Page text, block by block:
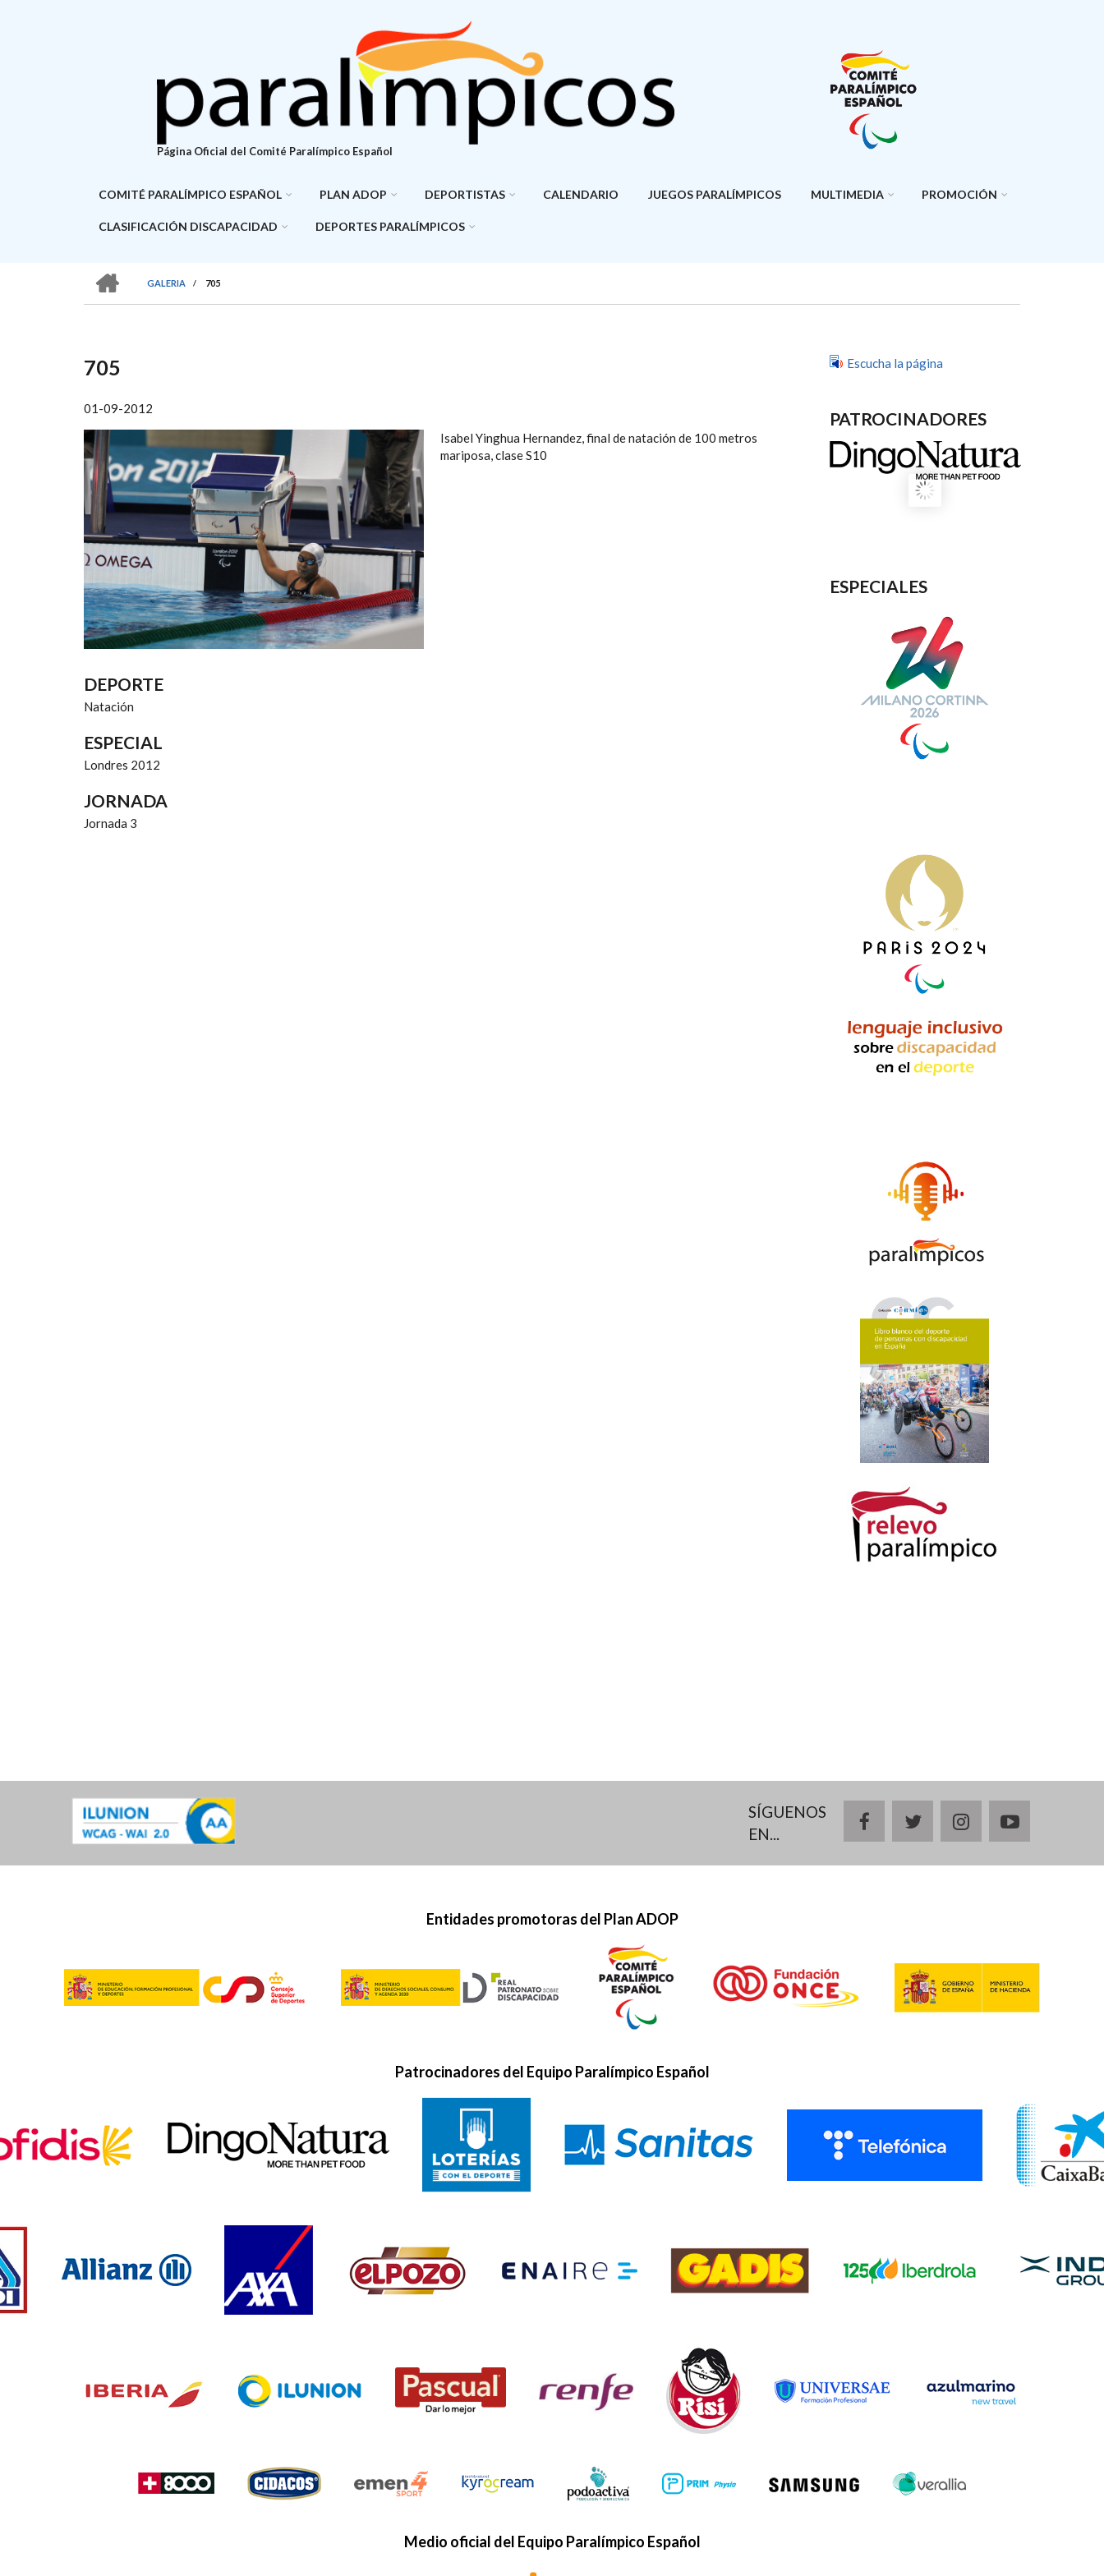
Página Oficial del Comité Paralímpico Español
COMITÉ PARALÍMPICO ESPAÑOL PLAN ADOP DEPORTISTAS CALENDARIO JUEGOS PARALÍMPICOS MULTIMEDIA PROMOCIÓN
CLASIFICACIÓN DISCAPACIDAD DEPORTES PARALÍMPICOS
SOBRESCRIBIR
DE
AYUDA
A
LA
NAVEGACIÓN
GALERIA
/ 705
705
01-09-2012
Isabel Yinghua Hernandez, final de natación de 100 metros
mariposa, clase S10
DEPORTE
Natación
ESPECIAL
Londres 2012
JORNADA
Jornada 3
Escucha la página
PATROCINADORES
ESPECIALES
SÍGUENOS
EN...
facebooktwitterinstagramyoutube
Entidades promotoras del Plan ADOP
Patrocinadores del Equipo Paralímpico Español
Medio oficial del Equipo Paralímpico Español